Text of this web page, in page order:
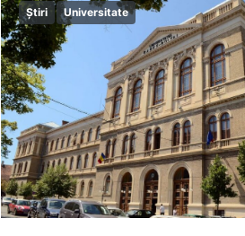
Știri Universitate